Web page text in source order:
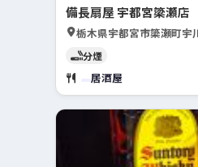
備長扇屋 宇都宮簗瀬店
栃木県宇都宮市簗瀬町宇
分煙
居酒屋